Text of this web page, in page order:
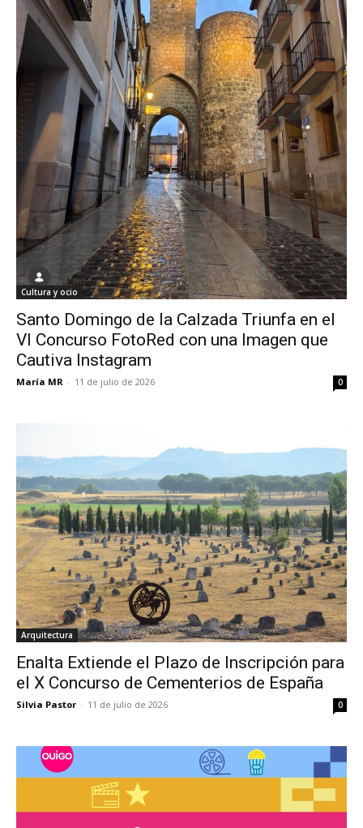
Cultura y ocio
Santo Domingo de la Calzada Triunfa en el
VI Concurso FotoRed con una Imagen que
Cautiva Instagram
María MR - 11 de julio de 2026 0
Arquitectura
Enalta Extiende el Plazo de Inscripción para
el X Concurso de Cementerios de España
Silvia Pastor - 11 de julio de 2026 0